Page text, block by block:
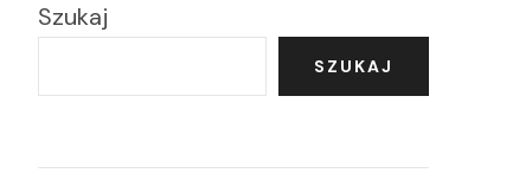
Szukaj
SZUKAJ